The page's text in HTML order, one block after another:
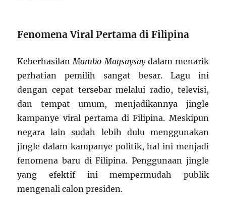
Fenomena Viral Pertama di Filipina
KeberhasilanMambo Magsaysaydalam menarik
perhatian pemilih sangat besar. Lagu ini
dengan cepat tersebar melalui radio, televisi,
dan tempat umum, menjadikannya jingle
kampanye viral pertama di Filipina. Meskipun
negara lain sudah lebih dulu menggunakan
jingle dalam kampanye politik, hal ini menjadi
fenomena baru di Filipina. Penggunaan jingle
yang efektif ini mempermudah publik
mengenali calon presiden.